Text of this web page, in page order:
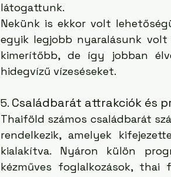
látogattunk.
Nekünk is ekkor volt
egyik legjobb nyaralásunk volt
kimerítőbb, de így jobban
hidegvízű vízeséseket.
5. Családbarát attrakciók és
Thaiföld számos családbarát
rendelkezik, amelyek
kialakítva. Nyáron külön
kézműves foglalkozások,